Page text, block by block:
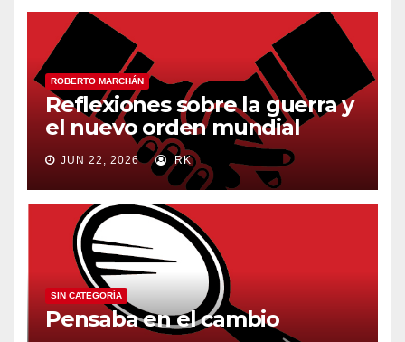
ROBERTO MARCHÁN
Reflexiones sobre la guerra y
el nuevo orden mundial
JUN 22, 2026 RK
SIN CATEGORÍA
Pensaba en el cambio